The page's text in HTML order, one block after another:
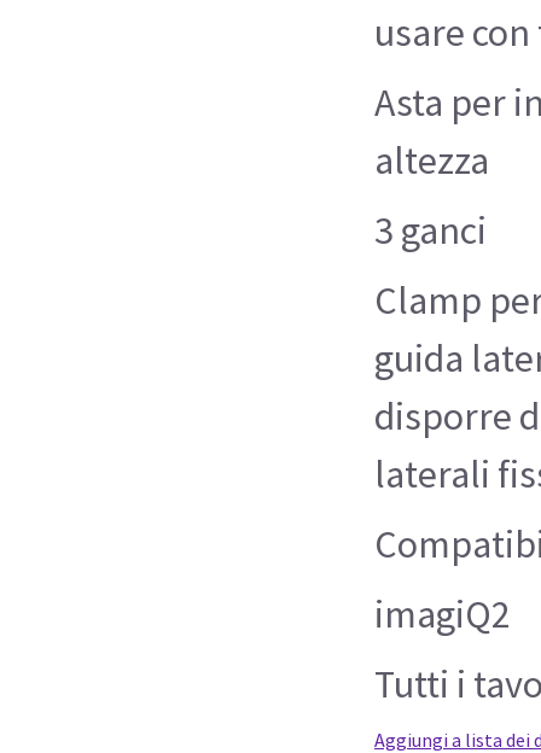
usare
Asta per
altezza
3 ganci
Clamp
guida
disporre
laterali
imagiQ2
Tutti i
Aggiungi a lista dei